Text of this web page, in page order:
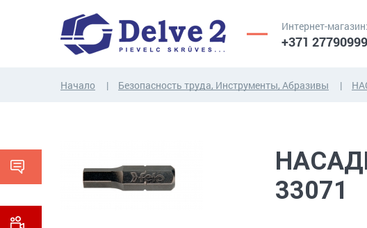
Интернет-магазин:
+371 27790999
ЯКОРЯ,
Начало Безопасность труда, Инструменты, Абразивы
33071